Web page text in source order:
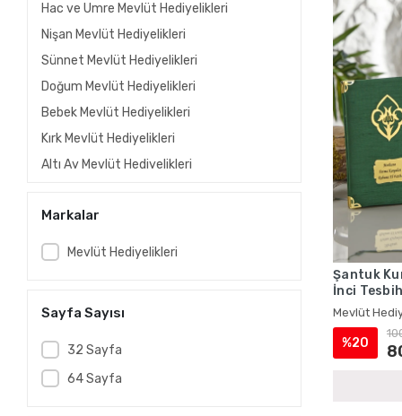
Hac ve Umre Mevlüt Hediyelikleri
Nişan Mevlüt Hediyelikleri
Sünnet Mevlüt Hediyelikleri
Doğum Mevlüt Hediyelikleri
Bebek Mevlüt Hediyelikleri
Kırk Mevlüt Hediyelikleri
Altı Ay Mevlüt Hediyelikleri
Gelin Mevlüt Hediyelikleri
Vefat Mevlüt Hediyelikleri
Asker Mevlüt Hediyelikleri
Hac Mevlüt Hediyelikleri
Umre Mevlüt Hediyelikleri
Markalar
Mevlüt Hediyelikleri
Sayfa Sayısı
32 Sayfa
64 Sayfa
Şantuk
İnci
Kitabı
Mevlüt
%20